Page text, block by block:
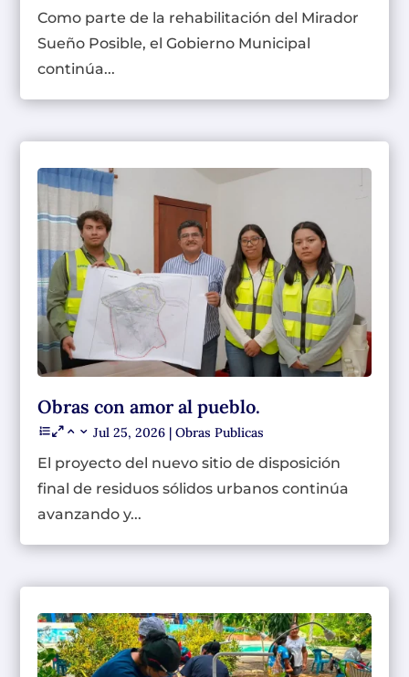
Como parte de la rehabilitación del Mirador
Sueño Posible, el Gobierno Municipal
continúa...
Obras con amor al pueblo.
Jul 25, 2026 |Obras Publicas
El proyecto del nuevo sitio de disposición
final de residuos sólidos urbanos continúa
avanzando y...